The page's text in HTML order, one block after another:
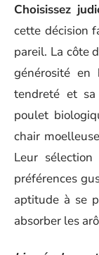
Choisissez
cette décision
pareil. La côte
générosité en
tendreté et
poulet
chair
Leur
préférences
aptitude à se
absorber les